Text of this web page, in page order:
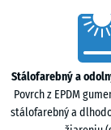
žiareniu a stabilný v
časť je vybavená
styčnými plochami,
podklad a umožňujú
Montáž
Dlaždice sa
Stálofarebný a
Povrch z EPDM
stálofarebný a